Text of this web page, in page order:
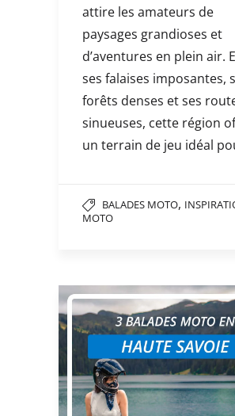
attire les amateurs de
paysages grandioses et
d’aventures en plein air.
ses falaises imposantes,
forêts denses et ses
sinueuses, cette région
un terrain de jeu idéal
BALADES MOTO,
MOTO